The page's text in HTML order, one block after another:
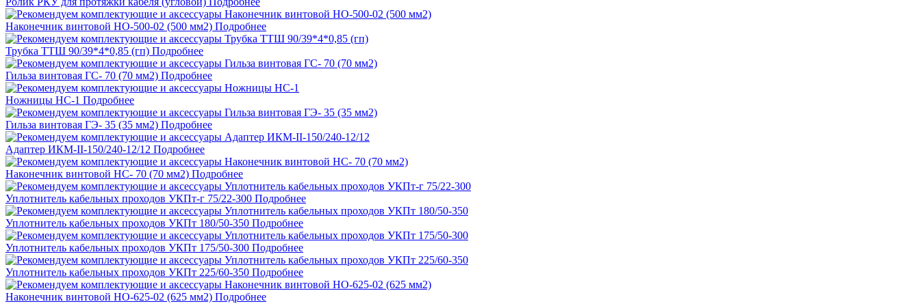
Наконечник винтовой НО-500-02 (500 мм2) Подробнее
Трубка ТТШ 90/39*4*0,85 (гп) Подробнее
Гильза винтовая ГС- 70 (70 мм2) Подробнее
Ножницы НС-1 Подробнее
Гильза винтовая ГЭ- 35 (35 мм2) Подробнее
Адаптер ИКМ-II-150/240-12/12 Подробнее
Наконечник винтовой НС- 70 (70 мм2) Подробнее
Уплотнитель кабельных проходов УКПт-г 75/22-300 Подробнее
Уплотнитель кабельных проходов УКПт 180/50-350 Подробнее
Уплотнитель кабельных проходов УКПт 175/50-300 Подробнее
Уплотнитель кабельных проходов УКПт 225/60-350 Подробнее
Наконечник винтовой НО-625-02 (625 мм2) Подробнее